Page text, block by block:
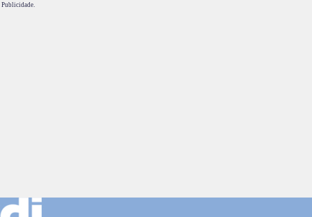
Publicidade.